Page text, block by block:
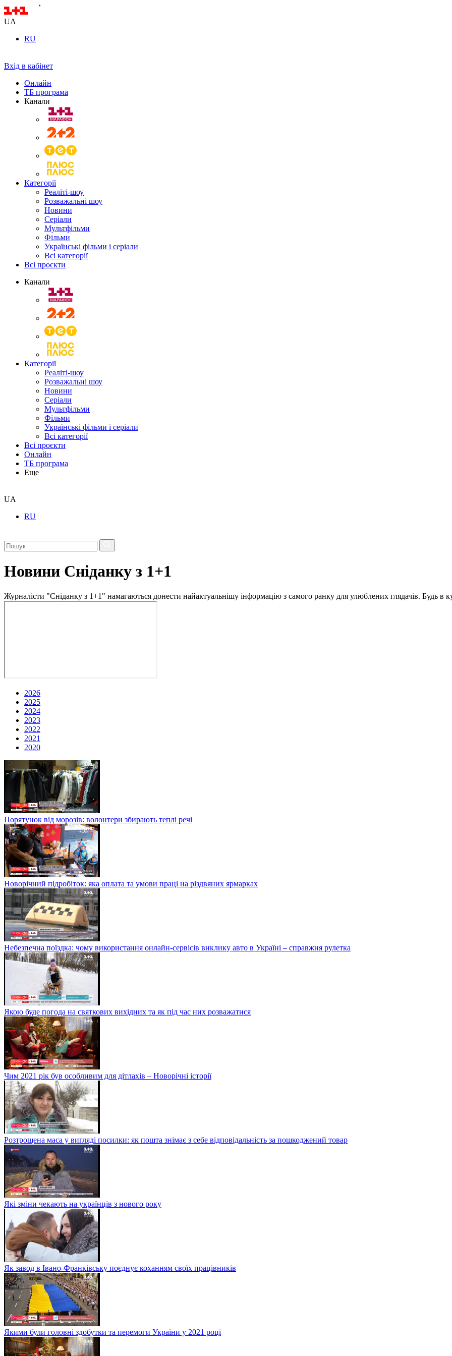
UA
RU
Вхід в кабінет
Онлайн
ТБ програма
Канали
Категорії
Реаліті-шоу
Розважальні шоу
Новини
Серіали
Мультфільми
Фільми
Українські фільми і серіали
Всі категорії
Всі проєкти
Канали
Категорії
Реаліті-шоу
Розважальні шоу
Новини
Серіали
Мультфільми
Фільми
Українські фільми і серіали
Всі категорії
Всі проєкти
Онлайн
ТБ програма
Еще
UA
RU
Новини Сніданку з 1+1
Журналісти "Сніданку з 1+1" намагаються донести найактуальнішу інформацію з самого ранку для улюблених глядачів. Будь в
2026
2025
2024
2023
2022
2021
2020
Порятунок від морозів: волонтери збирають теплі речі
Новорічний підробіток: яка оплата та умови праці на різдвяних ярмарках
Небезпечна поїздка: чому використання онлайн-сервісів виклику авто в Україні – справжня рулетка
Якою буде погода на святкових вихідних та як під час них розважатися
Чим 2021 рік був особливим для дітлахів – Новорічні історії
Розтрощена маса у вигляді посилки: як пошта знімає з себе відповідальність за пошкоджений товар
Які зміни чекають на українців з нового року
Як завод в Івано-Франківську поєднує коханням своїх працівників
Якими були головні здобутки та перемоги України у 2021 році